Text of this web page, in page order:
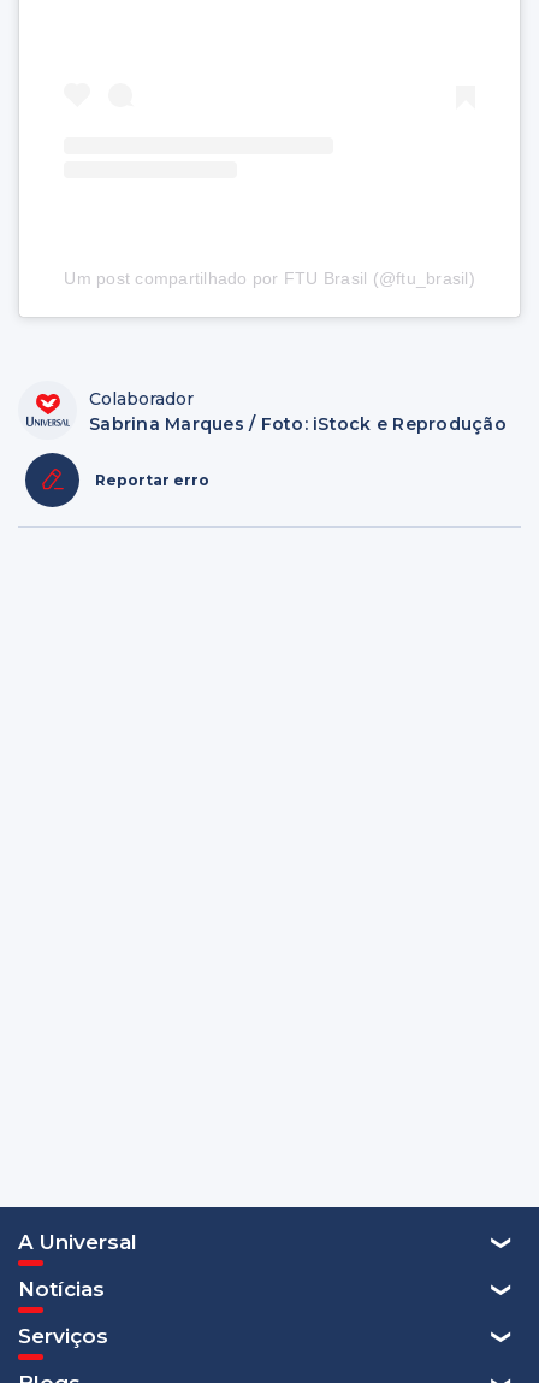
Um post compartilhado por FTU Brasil (@ftu_brasil)
Colaborador
Sabrina Marques / Foto: iStock e Reprodução
Reportar erro
A Universal
Notícias
Serviços